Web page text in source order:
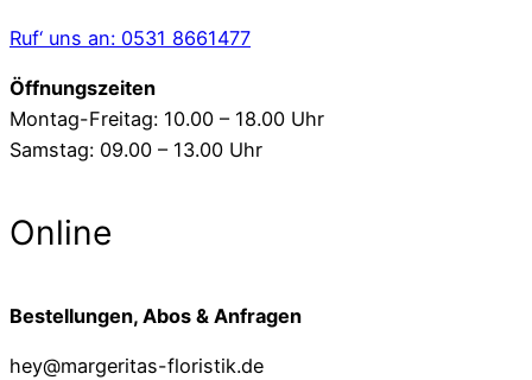
Ruf‘ uns an: 0531 8661477
Öffnungszeiten
Montag-Freitag: 10.00 – 18.00 Uhr
Samstag: 09.00 – 13.00 Uhr
Online
Bestellungen, Abos & Anfragen
hey@margeritas-floristik.de